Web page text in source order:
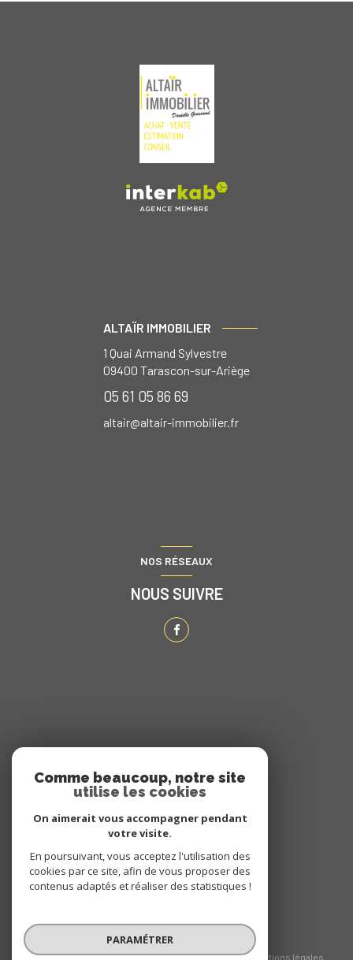
ALTAÏR IMMOBILIER
1 Quai Armand Sylvestre
09400 Tarascon-sur-Ariège
05 61 05 86 69
altair@altair-immobilier.fr
NOS RÉSEAUX
NOUS SUIVRE
NOUS ADHÉRONS
© 2026 | Tous droits réservés
Nos honoraires
Nos partenaires Mentions légales
Comme beaucoup, notre site
utilise les cookies
On aimerait vous accompagner pendant
votre visite.
En poursuivant, vous acceptez l'utilisation des
cookies par ce site, afin de vous proposer des
contenus adaptés et réaliser des statistiques !
PARAMÉTRER